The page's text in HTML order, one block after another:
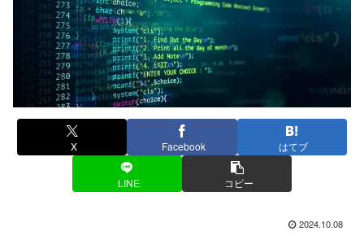
X Facebook はてブ
LINE コピー
2024.10.08